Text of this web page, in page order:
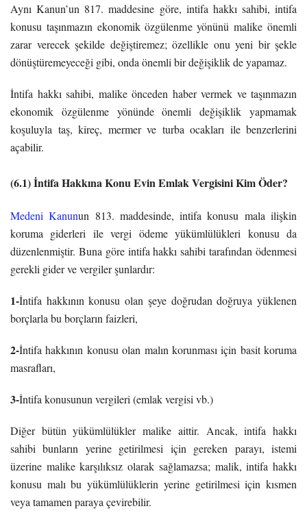
Aynı Kanun’un 817. maddesine göre, intifa hakkı sahibi, intifa
konusu taşınmazın ekonomik özgülenme yönünü malike önemli
zarar verecek şekilde değiştiremez; özellikle onu yeni bir şekle
dönüştüremeyeceği gibi, onda önemli bir değişiklik de yapamaz.
İntifa hakkı sahibi, malike önceden haber vermek ve taşınmazın
ekonomik özgülenme yönünde önemli değişiklik yapmamak
koşuluyla taş, kireç, mermer ve turba ocakları ile benzerlerini
açabilir.
(6.1) İntifa Hakkına Konu Evin Emlak Vergisini Kim Öder?
Medeni Kanunun 813. maddesinde, intifa konusu mala ilişkin
koruma giderleri ile vergi ödeme yükümlülükleri konusu da
düzenlenmiştir. Buna göre intifa hakkı sahibi tarafından ödenmesi
gerekli gider ve vergiler şunlardır:
1-İntifa hakkının konusu olan şeye doğrudan doğruya yüklenen
borçlarla bu borçların faizleri,
2-İntifa hakkının konusu olan malın korunması için basit koruma
masrafları,
3-İntifa konusunun vergileri (emlak vergisi vb.)
Diğer bütün yükümlülükler malike aittir. Ancak, intifa hakkı
sahibi bunların yerine getirilmesi için gereken parayı, istemi
üzerine malike karşılıksız olarak sağlamazsa; malik, intifa hakkı
konusu malı bu yükümlülüklerin yerine getirilmesi için kısmen
veya tamamen paraya çevirebilir.